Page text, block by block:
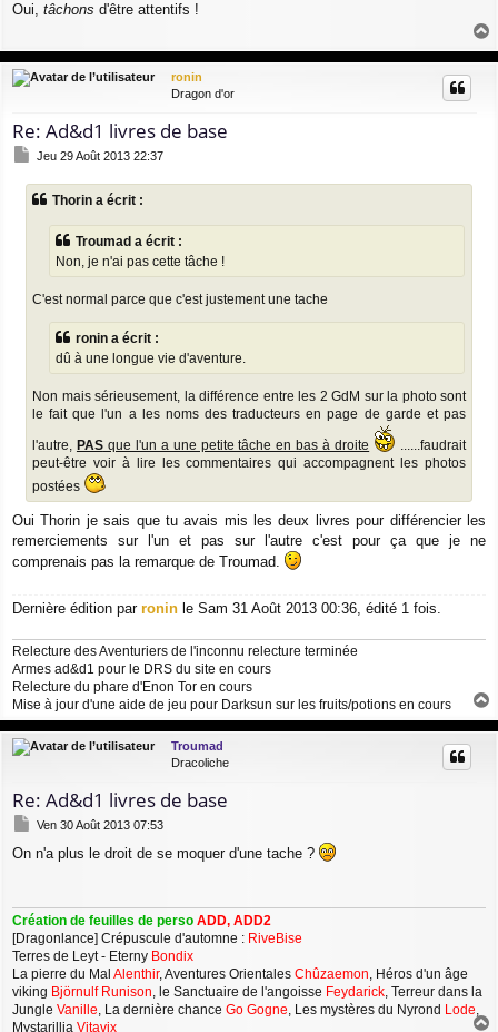
s
g
e
Oui, tâchons d'être attentifs !
a
u
ronin
Dragon d'or
Re: Ad&d1 livres de base
M
s
s
Jeu 29 Août 2013 22:37
Thorin a écrit :
Troumad a écrit :
Non, je n'ai pas cette tâche !
C'est normal parce que c'est justement une tache
ronin a écrit :
dû à une longue vie d'aventure.
Non mais sérieusement, la différence entre les 2 GdM sur la photo sont
le fait que l'un a les noms des traducteurs en page de garde et pas
l'autre, PASque l'un a une petite tâche en bas à droite
......faudrait
peut-être voir à lire les commentaires qui accompagnent les photos
postées
Oui Thorin je sais que tu avais mis les deux livres pour différencier les
remerciements sur l'un et pas sur l'autre c'est pour ça que je ne
comprenais pas la remarque de Troumad.
Dernière édition par ronin le Sam 31 Août 2013 00:36, édité 1 fois.
Relecture des Aventuriers de l'inconnu relecture terminée
Armes ad&d1 pour le DRS du site en cours
Relecture du phare d'Enon Tor en cours
Mise à jour d'une aide de jeu pour Darksun sur les fruits/potions en cours
a
u
Troumad
Dracoliche
Re: Ad&d1 livres de base
M
s
g
e
Ven 30 Août 2013 07:53
On n'a plus le droit de se moquer d'une tache ?
Création de feuilles de perso ADD, ADD2
[Dragonlance] Crépuscule d'automne : RiveBise
Terres de Leyt - Eterny Bondix
La pierre du Mal Alenthir, Aventures Orientales Chûzaemon , Héros d'un âge
viking Björnulf Runison , le Sanctuaire de l'angoisse Feydarick , Terreur dans la
Jungle Vanille , La dernière chance Go Gogne , Les mystères du Nyrond Lode
Mystarillia Vitavix